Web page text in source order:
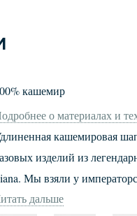
%кашемир
о материалах и
кашемировая
изделий из
Мы взяли у
- благородный
дальше